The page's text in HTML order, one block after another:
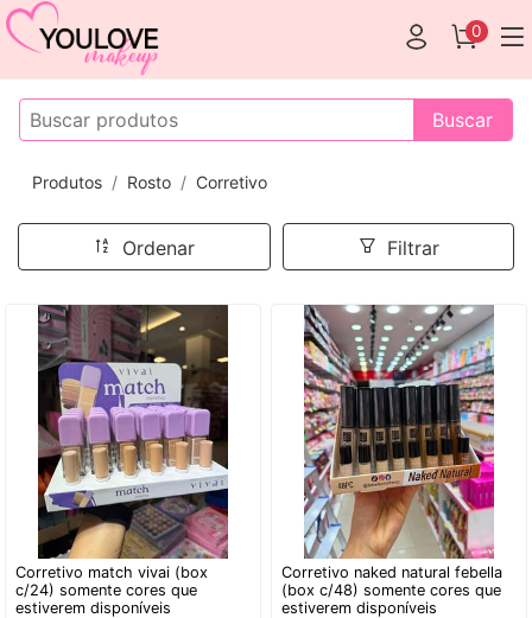
0
Buscar
Produtos Rosto Corretivo
Ordenar Filtrar
Corretivo match vivai (box
c/24) somente cores que
estiverem disponíveis
Corretivo naked natural febella
(box c/48) somente cores que
estiverem disponíveis